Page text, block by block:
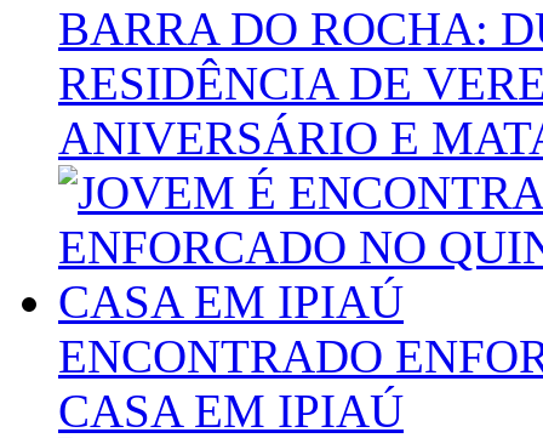
BARRA DO ROCHA:
RESIDÊNCIA DE
ANIVERSÁRIO E
ENCONTRADO
CASA EM IPIAÚ